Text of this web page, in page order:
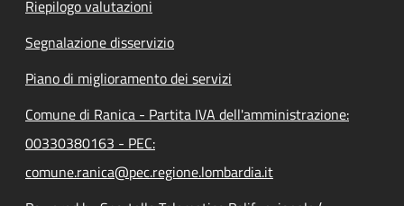
Riepilogo valutazioni
Segnalazione disservizio
Piano di miglioramento dei servizi
Comune di Ranica - Partita IVA dell'amministrazione:
00330380163 - PEC:
comune.ranica@pec.regione.lombardia.it